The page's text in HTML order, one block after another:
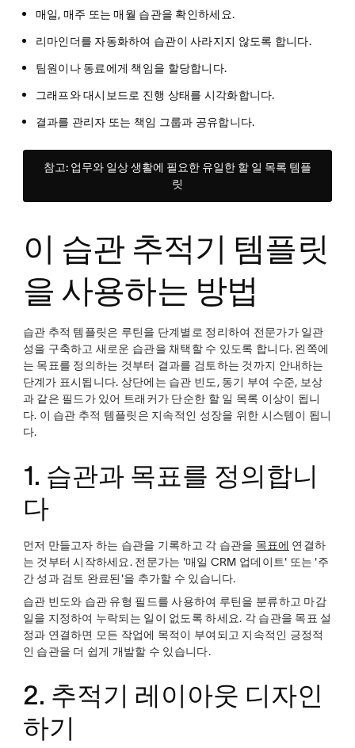
매일, 매주 또는 매월 습관을 확인하세요.
리마인더를 자동화하여 습관이 사라지지 않도록 합니다.
팀원이나 동료에게 책임을 할당합니다.
그래프와 대시보드로 진행 상태를 시각화합니다.
결과를 관리자 또는 책임 그룹과 공유합니다.
참고: 업무와 일상 생활에 필요한 유일한 할 일 목록 템플
릿
이 습관 추적기 템플릿
을 사용하는 방법
습관 추적 템플릿은 루틴을 단계별로 정리하여 전문가가 일관
성을 구축하고 새로운 습관을 채택할 수 있도록 합니다. 왼쪽에
는 목표를 정의하는 것부터 결과를 검토하는 것까지 안내하는
단계가 표시됩니다. 상단에는 습관 빈도, 동기 부여 수준, 보상
과 같은 필드가 있어 트래커가 단순한 할 일 목록 이상이 됩니
다. 이 습관 추적 템플릿은 지속적인 성장을 위한 시스템이 됩니
다.
1. 습관과 목표를 정의합니
다
먼저 만들고자 하는 습관을 기록하고 각 습관을 목표에 연결하
는 것부터 시작하세요. 전문가는 '매일 CRM 업데이트' 또는 '주
간 성과 검토 완료된'을 추가할 수 있습니다.
습관 빈도와 습관 유형 필드를 사용하여 루틴을 분류하고 마감
일을 지정하여 누락되는 일이 없도록 하세요. 각 습관을 목표 설
정과 연결하면 모든 작업에 목적이 부여되고 지속적인 긍정적
인 습관을 더 쉽게 개발할 수 있습니다.
2. 추적기 레이아웃 디자인
하기